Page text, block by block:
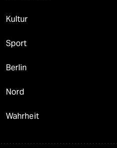
Kultur
Sport
Berlin
Nord
Wahrheit